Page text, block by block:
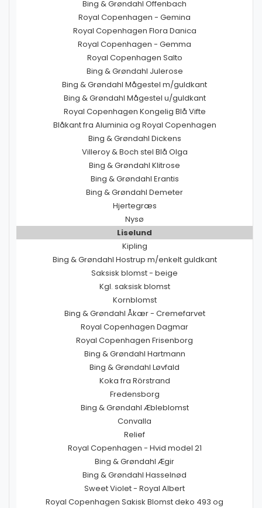
Bing & Grøndahl Offenbach
Royal Copenhagen - Gemina
Royal Copenhagen Flora Danica
Royal Copenhagen - Gemma
Royal Copenhagen Salto
Bing & Grøndahl Julerose
Bing & Grøndahl Mågestel m/guldkant
Bing & Grøndahl Mågestel u/guldkant
Royal Copenhagen Kongelig Blå Vifte
Blåkant fra Aluminia og Royal Copenhagen
Bing & Grøndahl Dickens
Villeroy & Boch stel Blå Olga
Bing & Grøndahl Klitrose
Bing & Grøndahl Erantis
Bing & Grøndahl Demeter
Hjertegræs
Nysø
Liselund
Kipling
Bing & Grøndahl Hostrup m/enkelt guldkant
Saksisk blomst - beige
Kgl. saksisk blomst
Kornblomst
Bing & Grøndahl Åkær - Cremefarvet
Royal Copenhagen Dagmar
Royal Copenhagen Frisenborg
Bing & Grøndahl Hartmann
Bing & Grøndahl Løvfald
Koka fra Rörstrand
Fredensborg
Bing & Grøndahl Æbleblomst
Convalla
Relief
Royal Copenhagen - Hvid model 21
Bing & Grøndahl Ægir
Bing & Grøndahl Hasselnød
Sweet Violet - Royal Albert
Royal Copenhagen Sakisk Blomst deko 493 og